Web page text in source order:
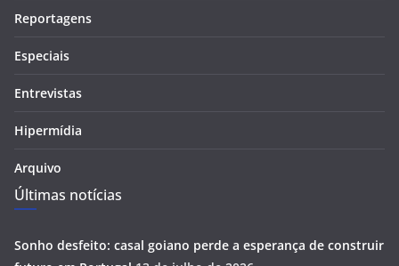
Reportagens
Especiais
Entrevistas
Hipermídia
Arquivo
Últimas notícias
Sonho desfeito: casal goiano perde a esperança de construir